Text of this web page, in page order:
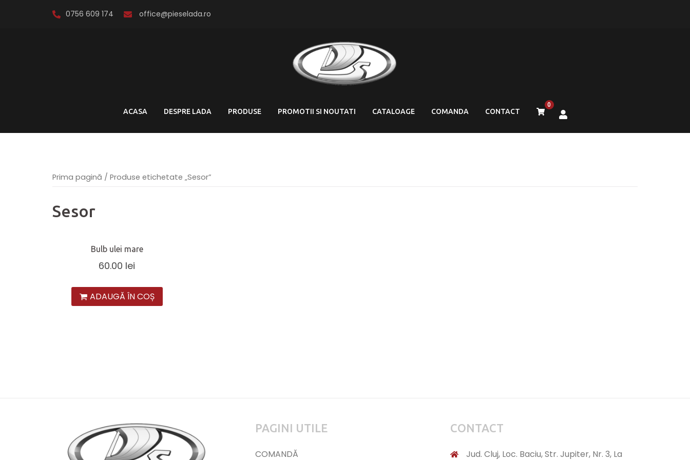
0756 609 174 office@pieselada.ro
ACASA DESPRE LADA PRODUSE PROMOTII SI NOUTATI CATALOAGE COMANDA CONTACT
0
Prima pagină / Produse etichetate „Sesor”
Sesor
Bulb ulei mare
60.00 lei
ADAUGĂ ÎN COȘ
PAGINI UTILE
COMANDĂ
CONTACT
Jud. Cluj, Loc. Baciu, Str. Jupiter, Nr. 3, La